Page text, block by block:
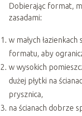
Dobierając format,
zasadami:
w małych
formatu, aby
w wysokich
dużej płytki na
prysznica,
na ścianach dobrze